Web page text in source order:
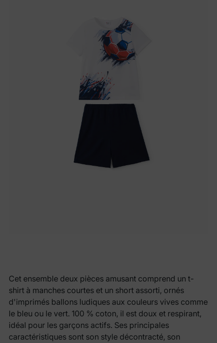
Cet ensemble deux pièces amusant comprend un t-
shirt à manches courtes et un short assorti, ornés
d'imprimés ballons ludiques aux couleurs vives comme
le bleu ou le vert. 100 % coton, il est doux et respirant,
idéal pour les garçons actifs. Ses principales
caractéristiques sont son style décontracté, son